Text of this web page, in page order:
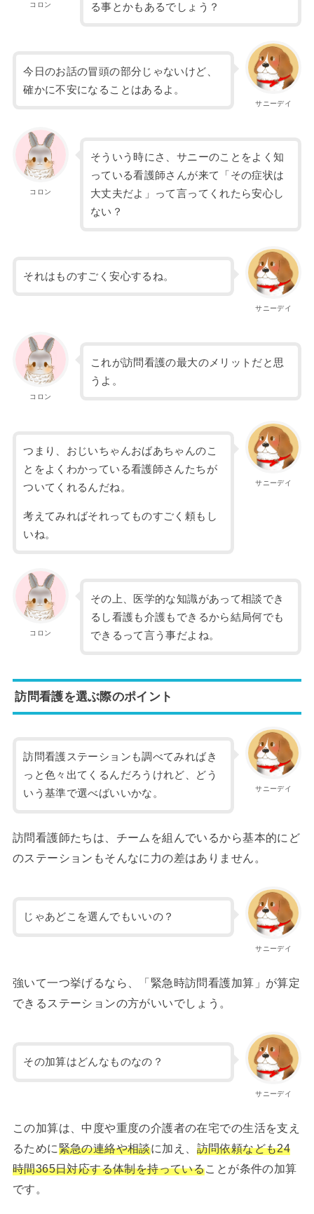
コロン
る事とかもあるでしょう？
サニーデイ
今日のお話の冒頭の部分じゃないけど、
確かに不安になることはあるよ。
コロン
そういう時にさ、サニーのことをよく知
っている看護師さんが来て「その症状は
大丈夫だよ」って言ってくれたら安心し
ない？
サニーデイ
それはものすごく安心するね。
コロン
これが訪問看護の最大のメリットだと思
うよ。
サニーデイ
つまり、おじいちゃんおばあちゃんのこ
とをよくわかっている看護師さんたちが
ついてくれるんだね。
考えてみればそれってものすごく頼もし
いね。
コロン
その上、医学的な知識があって相談でき
るし看護も介護もできるから結局何でも
できるって言う事だよね。
訪問看護を選ぶ際のポイント
サニーデイ
訪問看護ステーションも調べてみればき
っと色々出てくるんだろうけれど、どう
いう基準で選べばいいかな。
訪問看護師たちは、チームを組んでいるから基本的にど
のステーションもそんなに力の差はありません。
サニーデイ
じゃあどこを選んでもいいの？
強いて一つ挙げるなら、「緊急時訪問看護加算」が算定
できるステーションの方がいいでしょう。
サニーデイ
その加算はどんなものなの？
この加算は、中度や重度の介護者の在宅での生活を支え
るために緊急の連絡や相談に加え、 訪問依頼なども24
時間365日対応する体制を持っていることが条件の加算
です。